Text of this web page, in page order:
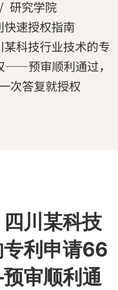
研究学院
快速授权指南
科技行业技术的专
——预审顺利通过，
次答复就授权
川某科技
利申请66
审顺利通